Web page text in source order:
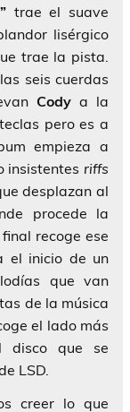
trae el suave
lisérgico
trae la pista.
seis cuerdas
Codya la
pero es a
empieza a
insistentes riffs
desplazan al
procede la
recoge ese
el inicio de un
que van
de la música
el lado más
disco que se
LSD.
creer lo que